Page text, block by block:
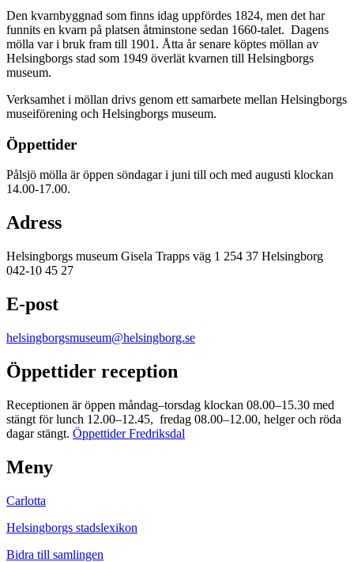
Den kvarnbyggnad som finns idag uppfördes 1824, men det har
funnits en kvarn på platsen åtminstone sedan 1660-talet. Dagens
mölla var i bruk fram till 1901. Åtta år senare köptes möllan av
Helsingborgs stad som 1949 överlät kvarnen till Helsingborgs
museum.
Verksamhet i möllan drivs genom ett samarbete mellan Helsingborgs
museiförening och Helsingborgs museum.
Öppettider
Pålsjö mölla är öppen söndagar i juni till och med augusti klockan
14.00-17.00.
Adress
Helsingborgs museum Gisela Trapps väg 1 254 37 Helsingborg
042-10 45 27
E-post
helsingborgsmuseum@helsingborg.se
Öppettider reception
Receptionen är öppen måndag–torsdag klockan 08.00–15.30 med
stängt för lunch 12.00–12.45, fredag 08.00–12.00, helger och röda
dagar stängt. Öppettider Fredriksdal
Meny
Carlotta
Helsingborgs stadslexikon
Bidra till samlingen